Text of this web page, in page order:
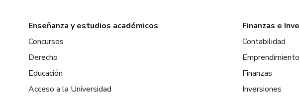
Enseñanza y estudios académicos
Concursos
Derecho
Educación
Acceso a la Universidad
Finanzas e
Contabilidad
Emprendimiento
Finanzas
Inversiones